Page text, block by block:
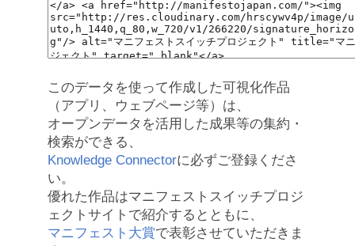
このデータを使って作成した可視化作品
（アプリ、ウェブページ等）は、
オープンデータを活用した成果等の集約・
検索ができる、
Knowledge Connectorに必ずご登録くださ
い。
優れた作品はマニフェストスイッチプロジ
ェクトサイトで紹介するとともに、
マニフェスト大賞で表彰させていただきま